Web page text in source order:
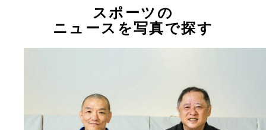
スポーツの
ニュースを写真で探す